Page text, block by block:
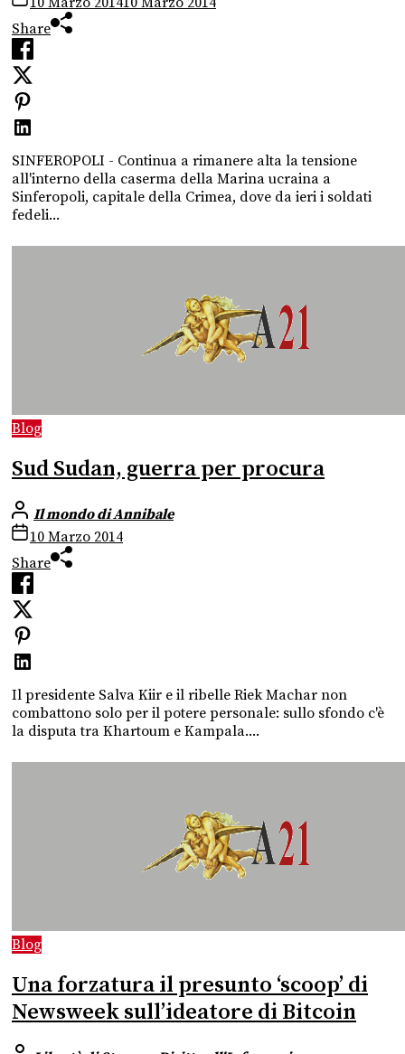
Share
SINFEROPOLI - Continua a rimanere alta la tensione
all'interno della caserma della Marina ucraina a
Sinferopoli, capitale della Crimea, dove da ieri i soldati
fedeli...
Blog
Sud Sudan, guerra per procura
Il mondo di Annibale
10 Marzo 2014
Share
Il presidente Salva Kiir e il ribelle Riek Machar non
combattono solo per il potere personale: sullo sfondo c'è
la disputa tra Khartoum e Kampala....
Blog
Una forzatura il presunto ‘scoop’ di
Newsweek sull’ideatore di Bitcoin